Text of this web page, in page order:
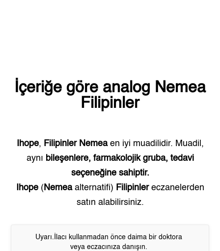
İçeriğe göre analog Nemea
Filipinler
Ihope, Filipinler Nemeaen iyi muadilidir. Muadil,
aynı bileşenlere, farmakolojik gruba, tedavi
seçeneğine sahiptir.
Ihope( Nemeaalternatifi) Filipinlereczanelerden
satın alabilirsiniz.
Uyarı.İlacı kullanmadan önce daima bir doktora
veya eczacınıza danışın.